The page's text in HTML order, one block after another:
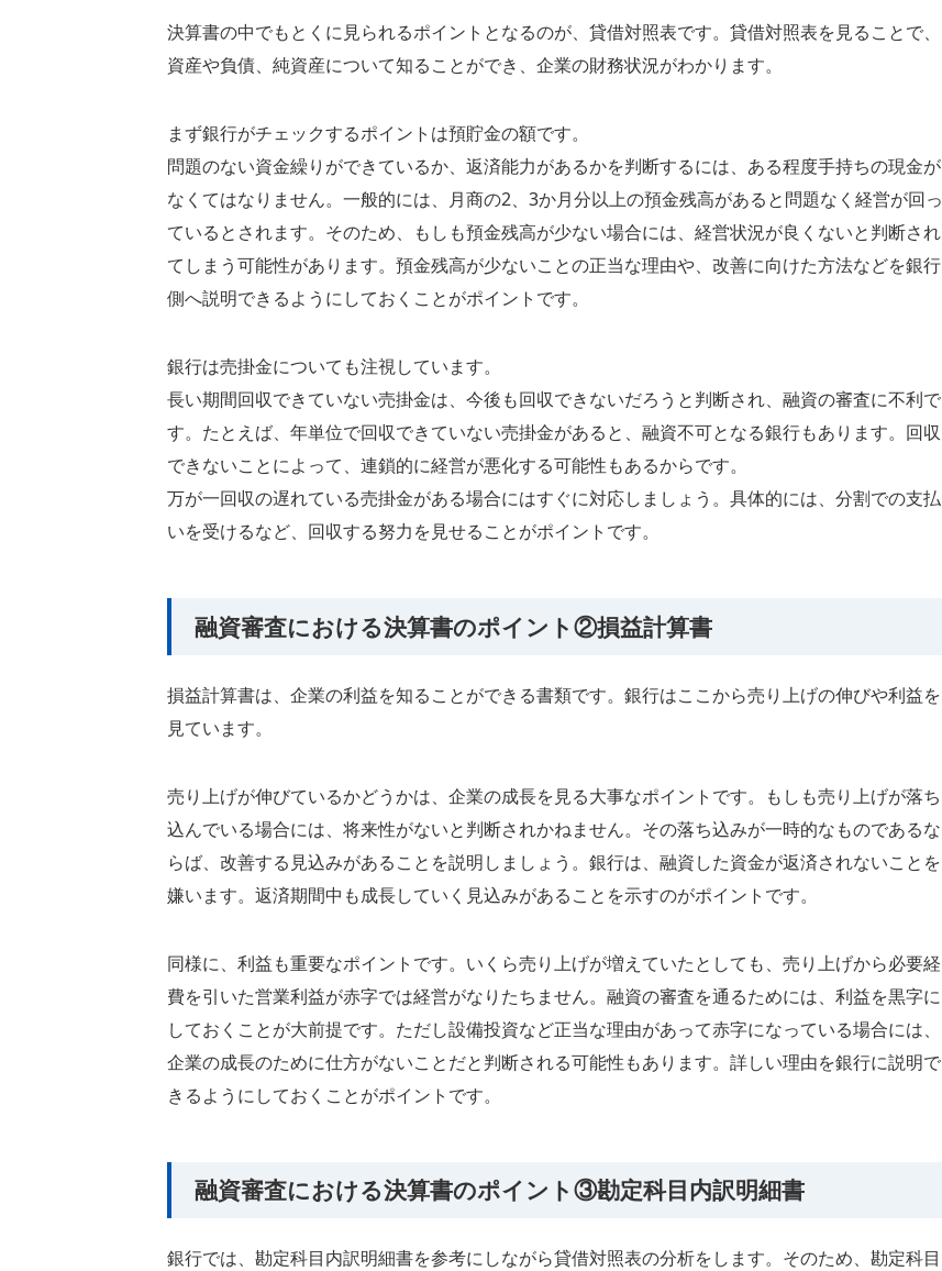
決算書の中でもとくに見られるポイントとなるのが、貸借対照表です。貸借対照表を見ることで、
資産や負債、純資産について知ることができ、企業の財務状況がわかります。
まず銀行がチェックするポイントは預貯金の額です。
問題のない資金繰りができているか、返済能力があるかを判断するには、ある程度手持ちの現金が
なくてはなりません。一般的には、月商の2、3か月分以上の預金残高があると問題なく経営が回っ
ているとされます。そのため、もしも預金残高が少ない場合には、経営状況が良くないと判断され
てしまう可能性があります。預金残高が少ないことの正当な理由や、改善に向けた方法などを銀行
側へ説明できるようにしておくことがポイントです。
銀行は売掛金についても注視しています。
長い期間回収できていない売掛金は、今後も回収できないだろうと判断され、融資の審査に不利で
す。たとえば、年単位で回収できていない売掛金があると、融資不可となる銀行もあります。回収
できないことによって、連鎖的に経営が悪化する可能性もあるからです。
万が一回収の遅れている売掛金がある場合にはすぐに対応しましょう。具体的には、分割での支払
いを受けるなど、回収する努力を見せることがポイントです。
融資審査における決算書のポイント②損益計算書
損益計算書は、企業の利益を知ることができる書類です。銀行はここから売り上げの伸びや利益を
見ています。
売り上げが伸びているかどうかは、企業の成長を見る大事なポイントです。もしも売り上げが落ち
込んでいる場合には、将来性がないと判断されかねません。その落ち込みが一時的なものであるな
らば、改善する見込みがあることを説明しましょう。銀行は、融資した資金が返済されないことを
嫌います。返済期間中も成長していく見込みがあることを示すのがポイントです。
同様に、利益も重要なポイントです。いくら売り上げが増えていたとしても、売り上げから必要経
費を引いた営業利益が赤字では経営がなりたちません。融資の審査を通るためには、利益を黒字に
しておくことが大前提です。ただし設備投資など正当な理由があって赤字になっている場合には、
企業の成長のために仕方がないことだと判断される可能性もあります。詳しい理由を銀行に説明で
きるようにしておくことがポイントです。
融資審査における決算書のポイント③勘定科目内訳明細書
銀行では、勘定科目内訳明細書を参考にしながら貸借対照表の分析をします。そのため、勘定科目